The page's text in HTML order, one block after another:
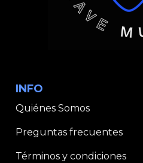
INFO
Quiénes Somos
Preguntas frecuentes
Términos y condiciones